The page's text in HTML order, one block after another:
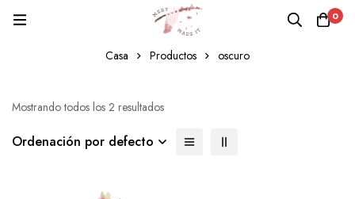
0
oscuro
Casa Productos oscuro
Mostrando todos los 2 resultados
Ordenación por defecto